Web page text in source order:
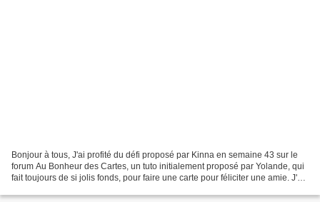
Bonjour à tous, J'ai profité du défi proposé par Kinna en semaine 43 sur le
forum Au Bonheur des Cartes, un tuto initialement proposé par Yolande, qui
fait toujours de si jolis fonds, pour faire une carte pour féliciter une amie. J'ai